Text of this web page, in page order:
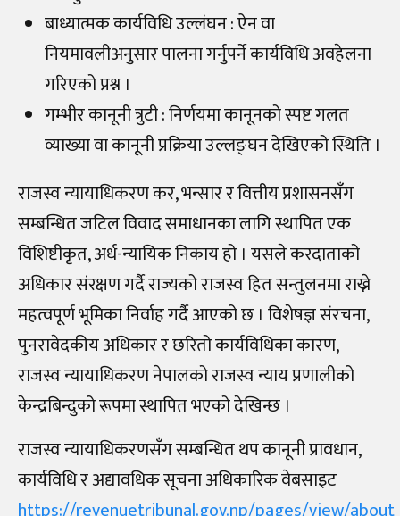
बाध्यात्मक कार्यविधि उल्लंघन : ऐन वा
नियमावलीअनुसार पालना गर्नुपर्ने कार्यविधि अवहेलना
गरिएको प्रश्न ।
गम्भीर कानूनी त्रुटी : निर्णयमा कानूनको स्पष्ट गलत
व्याख्या वा कानूनी प्रक्रिया उल्लङ्घन देखिएको स्थिति ।
राजस्व न्यायाधिकरण कर, भन्सार र वित्तीय प्रशासनसँग
सम्बन्धित जटिल विवाद समाधानका लागि स्थापित एक
विशिष्टीकृत, अर्ध-न्यायिक निकाय हो । यसले करदाताको
अधिकार संरक्षण गर्दै राज्यको राजस्व हित सन्तुलनमा राख्ने
महत्वपूर्ण भूमिका निर्वाह गर्दै आएको छ । विशेषज्ञ संरचना,
पुनरावेदकीय अधिकार र छरितो कार्यविधिका कारण,
राजस्व न्यायाधिकरण नेपालको राजस्व न्याय प्रणालीको
केन्द्रबिन्दुको रूपमा स्थापित भएको देखिन्छ ।
राजस्व न्यायाधिकरणसँग सम्बन्धित थप कानूनी प्रावधान,
कार्यविधि र अद्यावधिक सूचना अधिकारिक वेबसाइट